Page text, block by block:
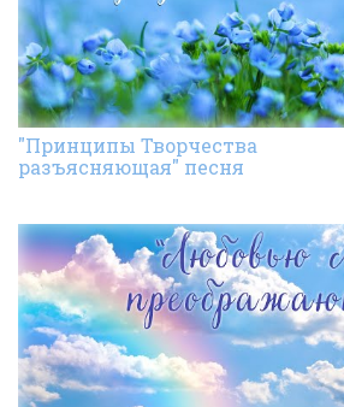
"Принципы Творчества
разъясняющая" песня